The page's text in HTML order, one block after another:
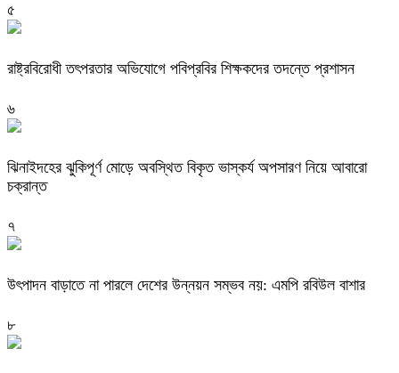
৫
রাষ্ট্রবিরোধী তৎপরতার অভিযোগে পবিপ্রবির শিক্ষকদের তদন্তে প্রশাসন
৬
ঝিনাইদহের ঝুকিপূর্ণ মোড়ে অবস্থিত বিকৃত ভাস্কর্য অপসারণ নিয়ে আবারো
চক্রান্ত
৭
উৎপাদন বাড়াতে না পারলে দেশের উন্নয়ন সম্ভব নয়: এমপি রবিউল বাশার
৮